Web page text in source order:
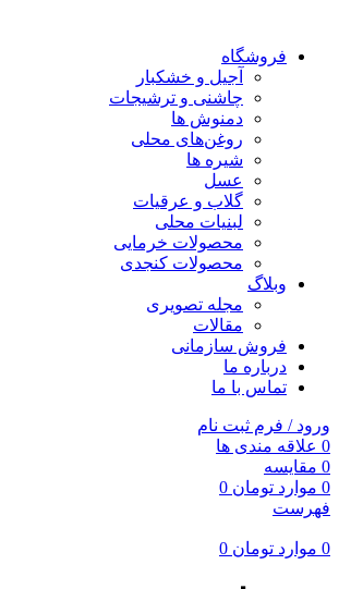
فروشگاه
آجیل و خشکبار
چاشنی و ترشیجات
دمنوش ها
روغن‌های محلی
شیره ها
عسل
گلاب و عرقیات
لبنیات محلی
محصولات خرمایی
محصولات کنجدی
وبلاگ
مجله تصویری
مقالات
فروش سازمانی
درباره ما
تماس با ما
ورود / فرم ثبت نام
0 علاقه مندی ها
0 مقایسه
0 موارد تومان
فهرست
0 موارد تومان